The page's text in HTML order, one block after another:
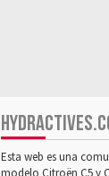
Esta web es una
modelo Citroën C5 y